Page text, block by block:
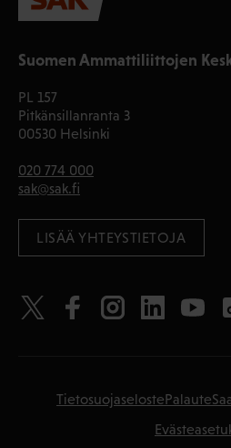
Suomen Ammattiliittojen
PL 157
Pitkänsillanranta 3
00530 Helsinki
020 774 000
sak@sak.fi
LISÄÄ YHTEYSTIETOJA
TietosuojaselostePalaute